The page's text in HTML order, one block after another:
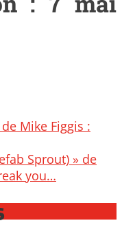
Mike Figgis :
Sprout) » de
you…